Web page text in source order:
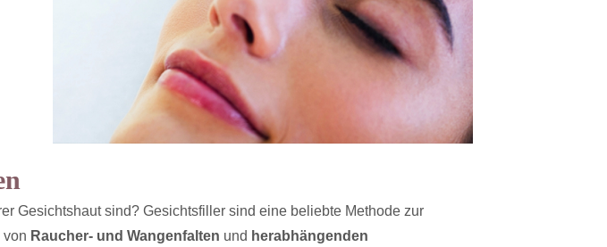
Gesichtshaut sind? Gesichtsfiller sind eine beliebte Methode zur
von Raucher- und Wangenfalten und herabhängenden